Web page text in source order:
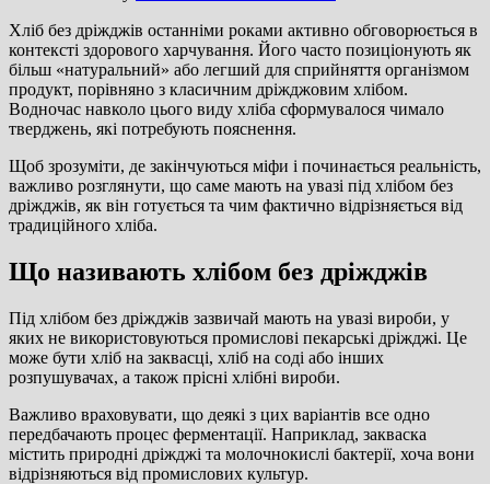
Хліб без дріжджів останніми роками активно обговорюється в
контексті здорового харчування. Його часто позиціонують як
більш «натуральний» або легший для сприйняття організмом
продукт, порівняно з класичним дріжджовим хлібом.
Водночас навколо цього виду хліба сформувалося чимало
тверджень, які потребують пояснення.
Щоб зрозуміти, де закінчуються міфи і починається реальність,
важливо розглянути, що саме мають на увазі під хлібом без
дріжджів, як він готується та чим фактично відрізняється від
традиційного хліба.
Що називають хлібом без дріжджів
Під хлібом без дріжджів зазвичай мають на увазі вироби, у
яких не використовуються промислові пекарські дріжджі. Це
може бути хліб на заквасці, хліб на соді або інших
розпушувачах, а також прісні хлібні вироби.
Важливо враховувати, що деякі з цих варіантів все одно
передбачають процес ферментації. Наприклад, закваска
містить природні дріжджі та молочнокислі бактерії, хоча вони
відрізняються від промислових культур.